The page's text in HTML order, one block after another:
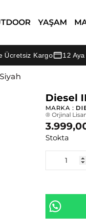
YAŞAM
Kargo 12 Aya
Diesel
MARKA :
® Orjinal
Stokta